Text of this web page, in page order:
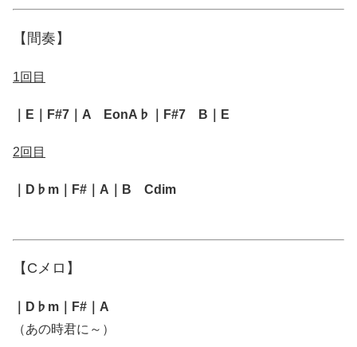
【間奏】
1回目
｜E｜F#7｜A EonA♭｜F#7 B｜E
2回目
｜D♭m｜F#｜A｜B Cdim
【Cメロ】
｜D♭m｜F#｜A
（あの時君に～）